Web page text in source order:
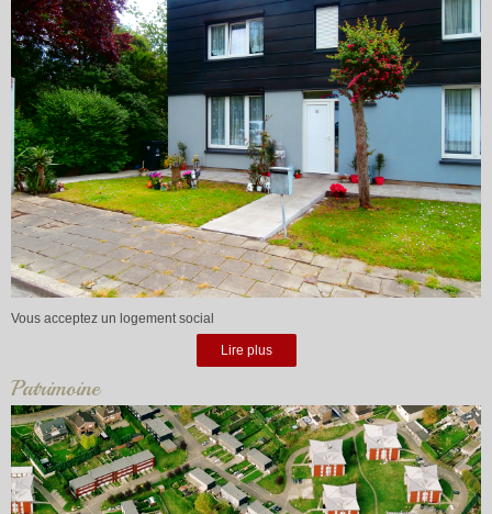
Vous acceptez un logement social
Lire plus
Patrimoine